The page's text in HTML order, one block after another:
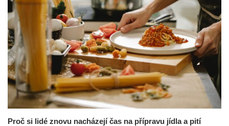
Proč si lidé znovu nacházejí čas na přípravu jídla a pití